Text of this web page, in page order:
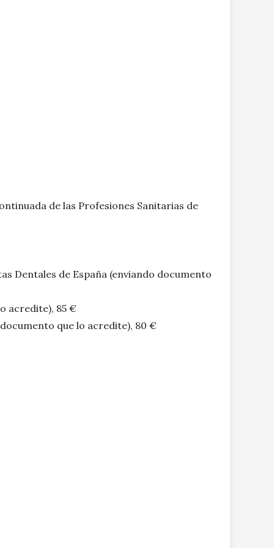
de las Profesiones Sanitarias de
Dentales de España (enviando documento
acredite), 85 €
que lo acredite), 80 €